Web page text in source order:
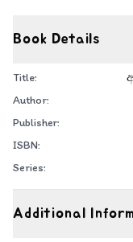
Book Details
Title:
Author:
Publisher:
ISBN:
Series:
Additional